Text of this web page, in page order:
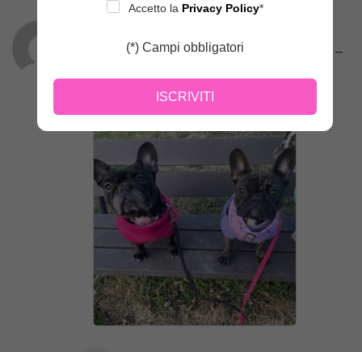
Cristina Zanolla (proprietario verificato)
–
Accetto la Privacy Policy*
(*) Campi obbligatori
ISCRIVITI